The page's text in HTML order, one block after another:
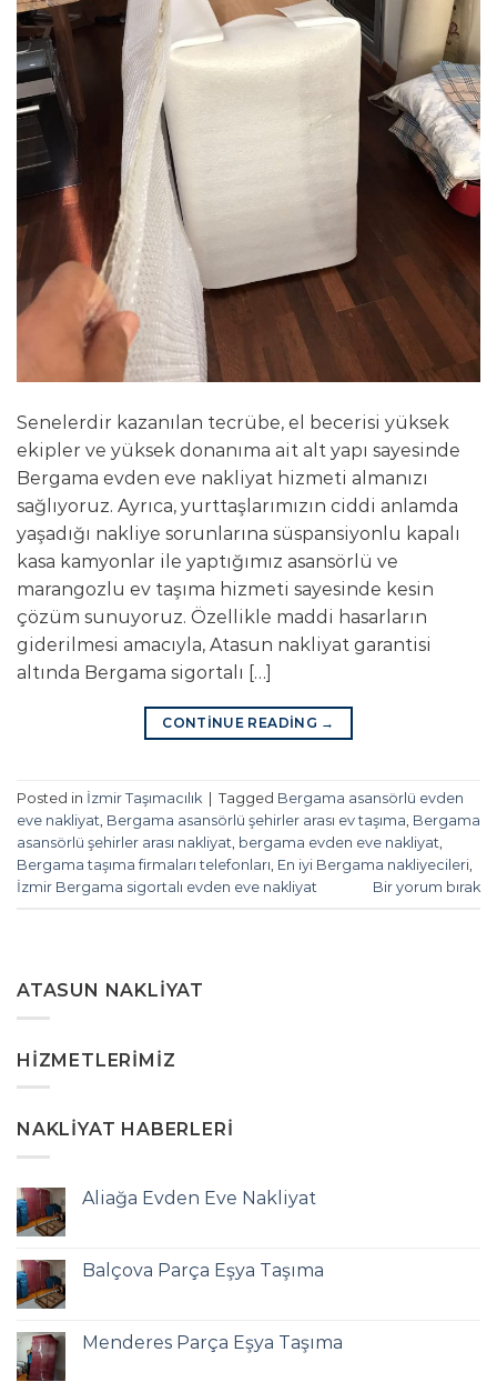
Senelerdir kazanılan tecrübe, el becerisi yüksek
ekipler ve yüksek donanıma ait alt yapı sayesinde
Bergama evden eve nakliyat hizmeti almanızı
sağlıyoruz. Ayrıca, yurttaşlarımızın ciddi anlamda
yaşadığı nakliye sorunlarına süspansiyonlu kapalı
kasa kamyonlar ile yaptığımız asansörlü ve
marangozlu ev taşıma hizmeti sayesinde kesin
çözüm sunuyoruz. Özellikle maddi hasarların
giderilmesi amacıyla, Atasun nakliyat garantisi
altında Bergama sigortalı […]
CONTINUE READING →
Posted in İzmir Taşımacılık Tagged Bergama asansörlü evden
eve nakliyat, Bergama asansörlü şehirler arası ev taşıma, Bergama
asansörlü şehirler arası nakliyat, bergama evden eve nakliyat,
Bergama taşıma firmaları telefonları, En iyi Bergama nakliyecileri,
İzmir Bergama sigortalı evden eve nakliyat
Bir yorum bırak
ATASUN NAKLIYAT
HIZMETLERIMIZ
NAKLIYAT HABERLERI
Aliağa Evden Eve Nakliyat
Balçova Parça Eşya Taşıma
Menderes Parça Eşya Taşıma